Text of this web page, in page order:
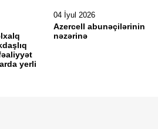
yerli
04 İyul 2026
Azercell abunəçilərinin
nəzərinə